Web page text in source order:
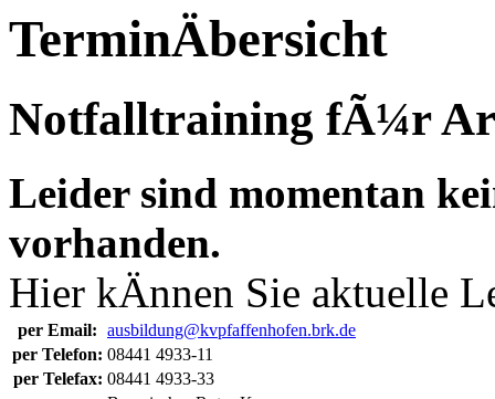
TerminÄbersicht
Notfalltraining fÃ¼r
Leider sind momentan
vorhanden.
Hier kÄnnen Sie aktuelle
per Email: ausbildung@kvpfaffenhofen.brk.de
per Telefon: 08441 4933-11
per Telefax: 08441 4933-33